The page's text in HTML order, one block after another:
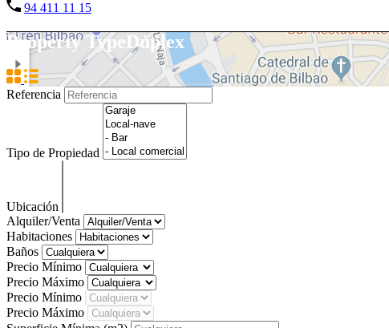
94 411 11 15
Property TypeDúplex
Referencia
Tipo de Propiedad
Ubicación
Alquiler/Venta
Habitaciones
Baños
Precio Mínimo
Precio Máximo
Precio Mínimo
Precio Máximo